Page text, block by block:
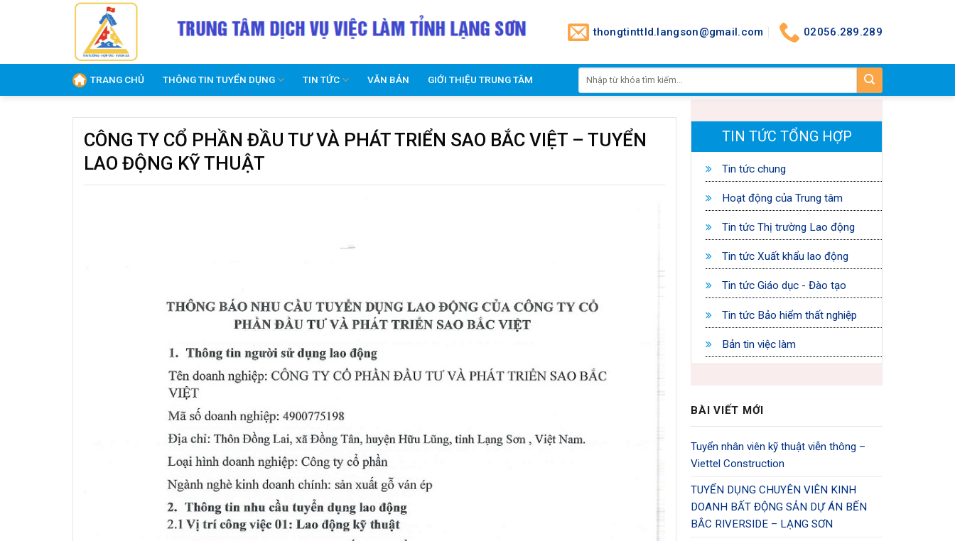
thongtinttld.langson@gmail.com 02056.289.289
TRANG CHỦ THÔNG TIN TUYỂN DỤNG TIN TỨC VĂN BẢN GIỚI THIỆU TRUNG TÂM
CÔNG TY CỔ PHẦN ĐẦU TƯ VÀ PHÁT TRIỂN SAO BẮC VIỆT – TUYỂN
LAO ĐỘNG KỸ THUẬT
TIN TỨC TỔNG HỢP
Tin tức chung
Hoạt động của Trung tâm
Tin tức Thị trường Lao động
Tin tức Xuất khẩu lao động
Tin tức Giáo dục - Đào tạo
Tin tức Bảo hiểm thất nghiệp
Bản tin việc làm
BÀI VIẾT MỚI
Tuyển nhân viên kỹ thuật viễn thông –
Viettel Construction
TUYỂN DỤNG CHUYÊN VIÊN KINH
DOANH BẤT ĐỘNG SẢN DỰ ÁN BẾN
BẮC RIVERSIDE – LẠNG SƠN